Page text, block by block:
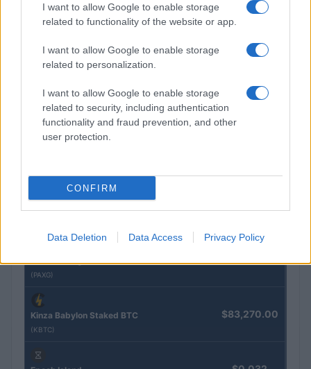
I want to allow Google to enable storage
related to functionality of the website or app.
I want to allow Google to enable storage
related to personalization.
I want to allow Google to enable storage
related to security, including authentication
functionality and fraud prevention, and other
user protection.
CONFIRM
Data Deletion Data Access Privacy Policy
CRYPTOKOERSEN
(PAXG)
Kinza Babylon Staked BTC
(KBTC)
$83,270.00